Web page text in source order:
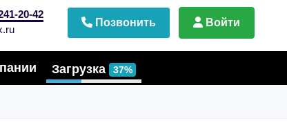
20-42
Позвонить Войти
Загрузка 37%